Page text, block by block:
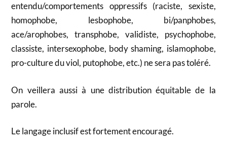
entendu/comportements oppressifs (raciste, sexiste,
homophobe, lesbophobe, bi/panphobes,
ace/arophobes, transphobe, validiste, psychophobe,
classiste, intersexophobe, body shaming, islamophobe,
pro-culture du viol, putophobe, etc.) ne sera pas toléré.
On veillera aussi à une distribution équitable de la
parole.
Le langage inclusif est fortement encouragé.